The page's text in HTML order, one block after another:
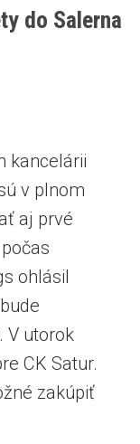
do Salerna
kancelárii
v plnom
aj prvé
ohlásil
V utorok
CK Satur.
zakúpiť